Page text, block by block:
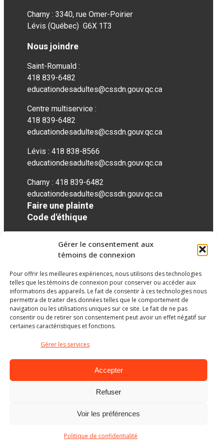
Gérer le consentement aux
témoins de connexion
Pour offrir les meilleures expériences, nous utilisons des technologies
telles que les témoins de connexion pour conserver ou accéder aux
informations des appareils. Le fait de consentir à ces technologies nous
permettra de traiter des données telles que le comportement de
navigation ou les utilisations uniques sur ce site. Le fait de ne pas
consentir ou de retirer son consentement peut avoir un effet négatif sur
certaines caractéristiques et fonctions.
Gérer les services
Accepter
Refuser
Voir les préférences
Politique de confidentialité
Charny : 3340, rue Omer-Poirier
Lévis (Québec) G6X 1T3
Nous joindre
Saint-Romuald :
418 839-6482
educationdesadultes@cssdn.gouv.qc.ca
Centre multiservice :
418 839-6482
educationdesadultes@cssdn.gouv.qc.ca
Lévis : 418 838-8566
educationdesadultes@cssdn.gouv.qc.ca
Charny : 418 839-6482
educationdesadultes@cssdn.gouv.qc.ca
Faire une plainte
Code d'éthique
Réseaux sociaux
facebook
twittergoogleplusgoogleplusgoogleplus
Ministère de l’Éducation